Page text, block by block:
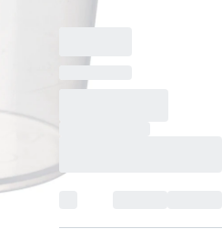
PP, 50 pièce(s)/sachet